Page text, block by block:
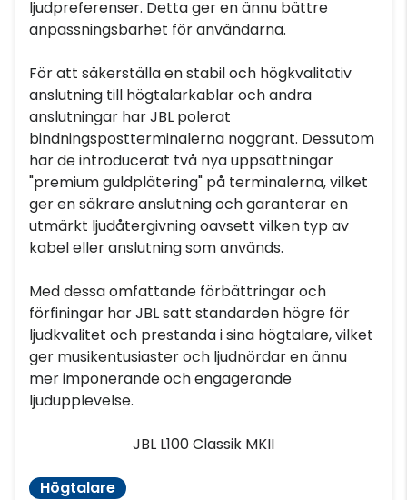
ljudpreferenser. Detta ger en ännu bättre
anpassningsbarhet för användarna.
För att säkerställa en stabil och högkvalitativ
anslutning till högtalarkablar och andra
anslutningar har JBL polerat
bindningspostterminalerna noggrant. Dessutom
har de introducerat två nya uppsättningar
"premium guldplätering" på terminalerna, vilket
ger en säkrare anslutning och garanterar en
utmärkt ljudåtergivning oavsett vilken typ av
kabel eller anslutning som används.
Med dessa omfattande förbättringar och
förfiningar har JBL satt standarden högre för
ljudkvalitet och prestanda i sina högtalare, vilket
ger musikentusiaster och ljudnördar en ännu
mer imponerande och engagerande
ljudupplevelse.
JBL L100 Classik MKII
Högtalare